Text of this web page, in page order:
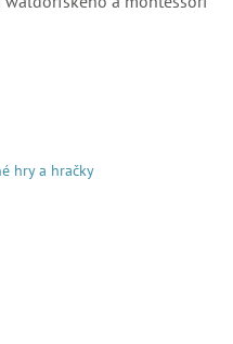
hry a hračky